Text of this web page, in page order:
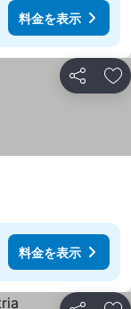
料金を表示
シェア お
料金を表示